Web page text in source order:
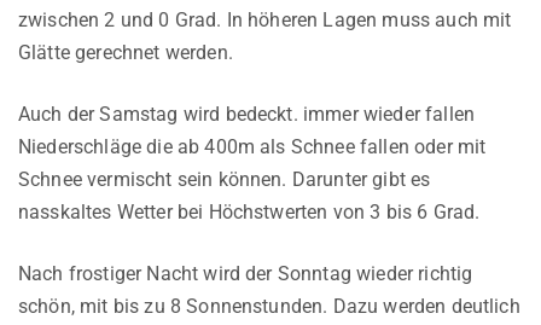
zwischen 2 und 0 Grad. In höheren Lagen muss auch mit
Glätte gerechnet werden.
Auch der Samstag wird bedeckt. immer wieder fallen
Niederschläge die ab 400m als Schnee fallen oder mit
Schnee vermischt sein können. Darunter gibt es
nasskaltes Wetter bei Höchstwerten von 3 bis 6 Grad.
Nach frostiger Nacht wird der Sonntag wieder richtig
schön, mit bis zu 8 Sonnenstunden. Dazu werden deutlich